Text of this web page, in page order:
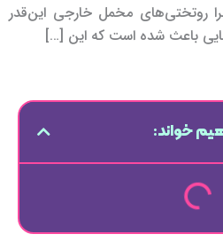
روتختی‌های مخمل خارجی این‌قدر
باعث شده است که این […]
خواند: